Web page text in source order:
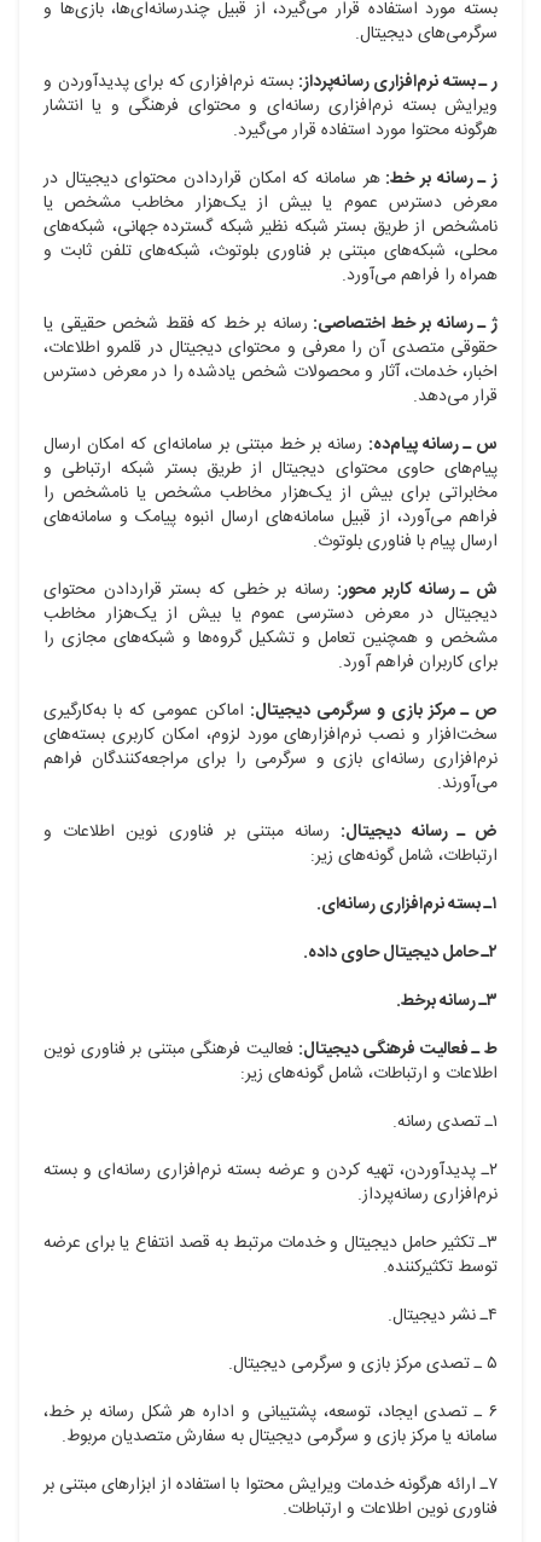
بسته مورد استفاده قرار می‌گیرد، از قبیل چندرسانه‌ای‌ها، بازی‌ها و
سرگرمی‌های دیجیتال.
ر ـ بسته نرم‌افزاری رسانه‌پرداز: بسته نرم‌افزاری که برای پدیدآوردن و
ویرایش بسته نرم‌افزاری رسانه‌ای و محتوای فرهنگی و یا انتشار
هرگونه محتوا مورد استفاده قرار می‌گیرد.
ز ـ رسانه بر خط: هر سامانه که امکان قراردادن محتوای دیجیتال در
معرض دسترس عموم یا بیش از یک‌هزار مخاطب مشخص یا
نامشخص از طریق بستر شبکه نظیر شبکه گسترده جهانی، شبکه‌های
محلی، شبکه‌های مبتنی بر فناوری بلوتوث، شبکه‌های تلفن ثابت و
همراه را فراهم می‌آورد.
ژ ـ رسانه بر خط اختصاصی: رسانه بر خط که فقط شخص حقیقی یا
حقوقی متصدی آن را معرفی و محتوای دیجیتال در قلمرو اطلاعات،
اخبار، خدمات، آثار و محصولات شخص یادشده را در معرض دسترس
قرار می‌دهد.
س ـ رسانه پیام‌ده: رسانه بر خط مبتنی بر سامانه‌ای که امکان ارسال
پیام‌های حاوی محتوای دیجیتال از طریق بستر شبکه ارتباطی و
مخابراتی برای بیش از یک‌هزار مخاطب مشخص یا نامشخص را
فراهم می‌آورد، از قبیل سامانه‌های ارسال انبوه پیامک و سامانه‌های
ارسال پیام با فناوری بلوتوث.
ش ـ رسانه کاربر محور: رسانه بر خطی که بستر قراردادن محتوای
دیجیتال در معرض دسترسی عموم یا بیش از یک‌هزار مخاطب
مشخص و همچنین تعامل و تشکیل گروه‌ها و شبکه‌های مجازی را
برای کاربران فراهم آورد.
ص ـ مرکز بازی و سرگرمی دیجیتال: اماکن عمومی که با به‌کارگیری
سخت‌افزار و نصب نرم‌افزارهای مورد لزوم، امکان کاربری بسته‌های
نرم‌افزاری رسانه‌ای بازی و سرگرمی را برای مراجعه‌کنندگان فراهم
می‌آورند.
ض ـ رسانه دیجیتال: رسانه مبتنی بر فناوری نوین اطلاعات و
ارتباطات، شامل گونه‌های زیر:
۱ـ بسته نرم‌افزاری رسانه‌ای.
۲ـ حامل دیجیتال حاوی داده.
۳ـ رسانه برخط.
ط ـ فعالیت فرهنگی دیجیتال: فعالیت فرهنگی مبتنی بر فناوری نوین
اطلاعات و ارتباطات، شامل گونه‌های زیر:
۱ـ تصدی رسانه.
۲ـ پدیدآوردن، تهیه کردن و عرضه بسته نرم‌افزاری رسانه‌ای و بسته
نرم‌افزاری رسانه‌پرداز.
۳ـ تکثیر حامل دیجیتال و خدمات مرتبط به قصد انتفاع یا برای عرضه
توسط تکثیرکننده.
۴ـ نشر دیجیتال.
۵ ـ تصدی مرکز بازی و سرگرمی دیجیتال.
۶ ـ تصدی ایجاد، توسعه، پشتیبانی و اداره هر شکل رسانه بر خط،
سامانه یا مرکز بازی و سرگرمی دیجیتال به سفارش متصدیان مربوط.
۷ـ ارائه هرگونه خدمات ویرایش محتوا با استفاده از ابزارهای مبتنی بر
فناوری نوین اطلاعات و ارتباطات.